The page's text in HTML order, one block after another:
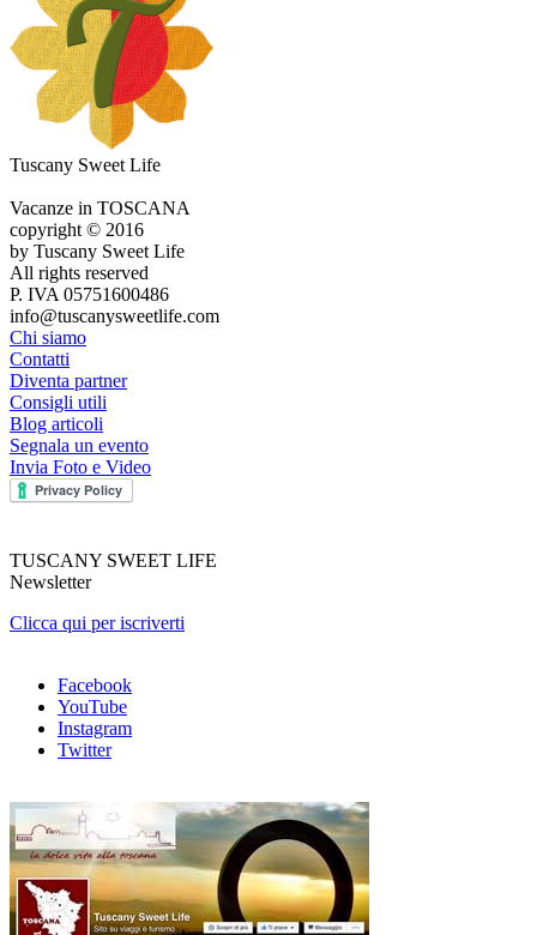
Tuscany Sweet Life
Vacanze in TOSCANA
copyright © 2016
by Tuscany Sweet Life
All rights reserved
P. IVA 05751600486
info@tuscanysweetlife.com
Chi siamo
Contatti
Diventa partner
Consigli utili
Blog articoli
Segnala un evento
Invia Foto e Video
TUSCANY SWEET LIFE
Newsletter
Clicca qui per iscriverti
Facebook
YouTube
Instagram
Twitter